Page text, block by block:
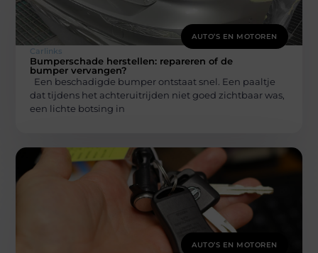
AUTO’S EN MOTOREN
Carlinks
Bumperschade herstellen: repareren of de
bumper vervangen?
Een beschadigde bumper ontstaat snel. Een paaltje
dat tijdens het achteruitrijden niet goed zichtbaar was,
een lichte botsing in
AUTO’S EN MOTOREN